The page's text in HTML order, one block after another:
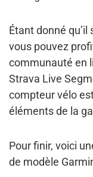
Étant donné qu’il
vous pouvez
communauté en
Strava Live
compteur vélo
éléments de la
Pour finir, voici
de modèle